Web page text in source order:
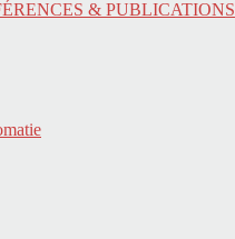
& PUBLICATIONS